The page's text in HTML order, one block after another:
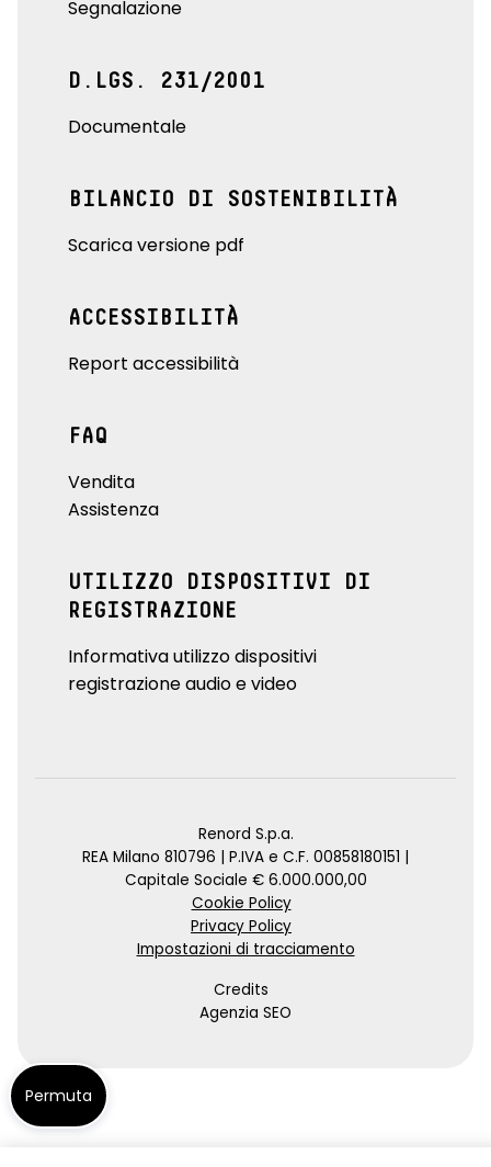
Segnalazione
D.LGS. 231/2001
Documentale
BILANCIO DI SOSTENIBILITÀ
Scarica versione pdf
ACCESSIBILITÀ
Report accessibilità
FAQ
Vendita
Assistenza
UTILIZZO DISPOSITIVI DI
REGISTRAZIONE
Informativa utilizzo dispositivi
registrazione audio e video
Renord S.p.a.
REA Milano 810796 | P.IVA e C.F. 00858180151 |
Capitale Sociale € 6.000.000,00
Cookie Policy
Privacy Policy
Impostazioni di tracciamento
Credits
Agenzia SEO
Permuta